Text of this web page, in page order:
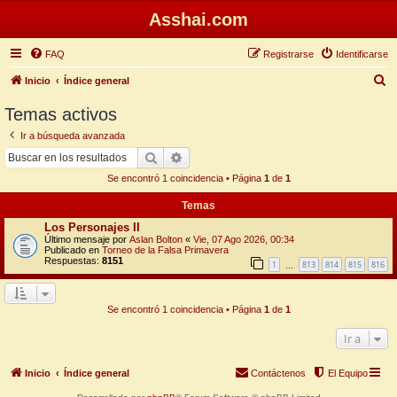
Asshai.com
FAQ Identificarse
Registrarse
Inicio Índice general
Temas activos
Ir a búsqueda avanzada
Buscar
Se encontró 1 coincidencia • Página 1de 1
Temas
Los Personajes II
Último mensaje por Aslan Bolton « Vie, 07 Ago 2026, 00:34
Publicado en Torneo de la Falsa Primavera
Respuestas: 8151 1 813 814 815 816
Se encontró 1 coincidencia • Página 1de 1
Ir a
Inicio Índice general El Equipo
Contáctenos